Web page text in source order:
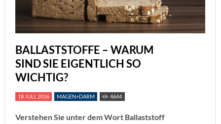
BALLASTSTOFFE – WARUM
SIND SIE EIGENTLICH SO
WICHTIG?
18 JULI, 2016 MAGEN+DARM 4644
Verstehen Sie unter dem Wort Ballaststoff